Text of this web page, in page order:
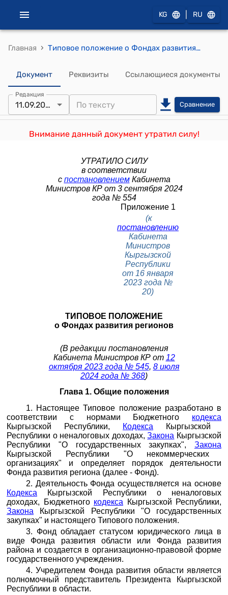
KG RU
Главная › Типовое положение о Фондах развития регионов (к постановлению Кабинета Министров КР от 16 января 2023 года № 20)
Документ Реквизиты Ссылающиеся документы
Редакция
11.09.2024 Сравнение
Внимание данный документ утратил силу!